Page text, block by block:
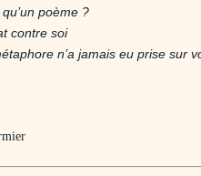
qu’un poème ?
contre soi
n’a jamais eu prise sur